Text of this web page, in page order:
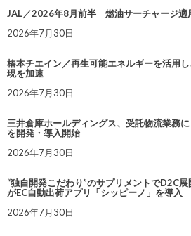
JAL／2026年8月前半 燃油サーチャージ適
2026年7月30日
椿本チエイン／再生可能エネルギーを活用
現を加速
2026年7月30日
三井倉庫ホールディングス、受託物流業務
を開発・導入開始
2026年7月30日
“独自開発こだわり”のサプリメントでD2C展
がEC自動出荷アプリ「シッピーノ」を導入
2026年7月30日